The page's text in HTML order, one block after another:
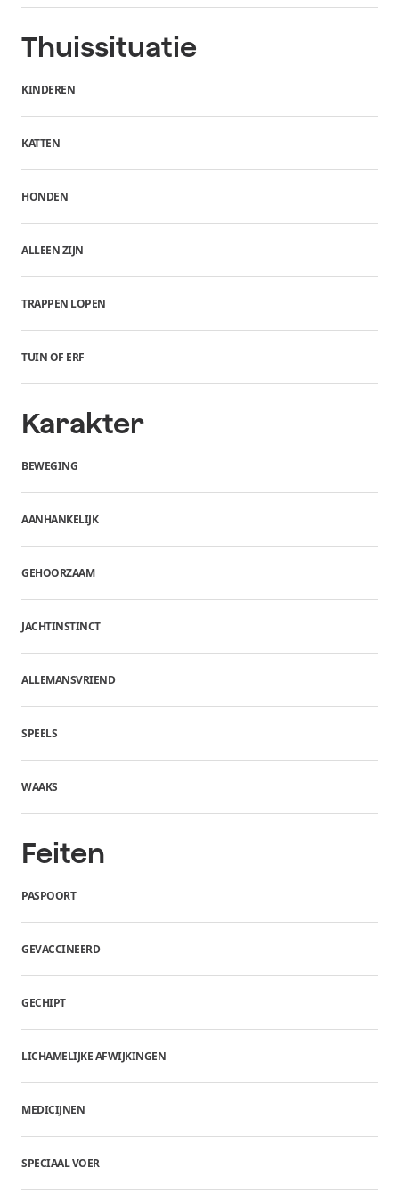
Thuissituatie
KINDEREN
KATTEN
HONDEN
ALLEEN ZIJN
TRAPPEN LOPEN
TUIN OF ERF
Karakter
BEWEGING
AANHANKELIJK
GEHOORZAAM
JACHTINSTINCT
ALLEMANSVRIEND
SPEELS
WAAKS
Feiten
PASPOORT
GEVACCINEERD
GECHIPT
LICHAMELIJKE AFWIJKINGEN
MEDICIJNEN
SPECIAAL VOER